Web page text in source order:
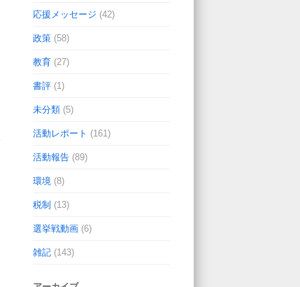
応援メッセージ (42)
政策 (58)
教育 (27)
書評 (1)
未分類 (5)
活動レポート (161)
活動報告 (89)
環境 (8)
税制 (13)
選挙戦動画 (6)
雑記 (143)